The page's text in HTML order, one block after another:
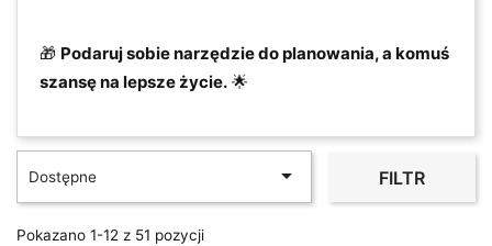
​🎁 Podaruj sobie narzędzie do planowania, a komuś
szansę na lepsze życie. 🌟
Dostępne  FILTR
Pokazano 1-12 z 51 pozycji